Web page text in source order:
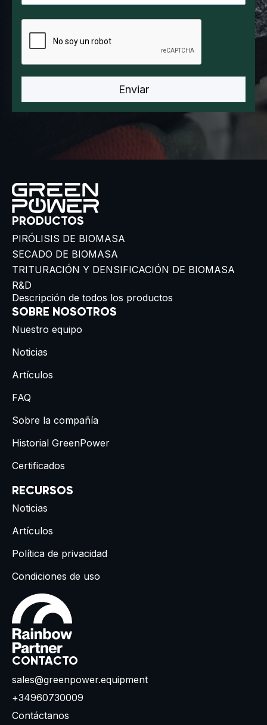
PRODUCTOS
PIRÓLISIS DE BIOMASA
SECADO DE BIOMASA
TRITURACIÓN Y DENSIFICACIÓN DE BIOMASA
R&D
Descripción de todos los productos
SOBRE NOSOTROS
Nuestro equipo
Noticias
Artículos
FAQ
Sobre la compañía
Historial GreenPower
Certificados
RECURSOS
Noticias
Artículos
Política de privacidad
Condiciones de uso
CONTACTO
sales@greenpower.equipment
+34960730009
Contáctanos